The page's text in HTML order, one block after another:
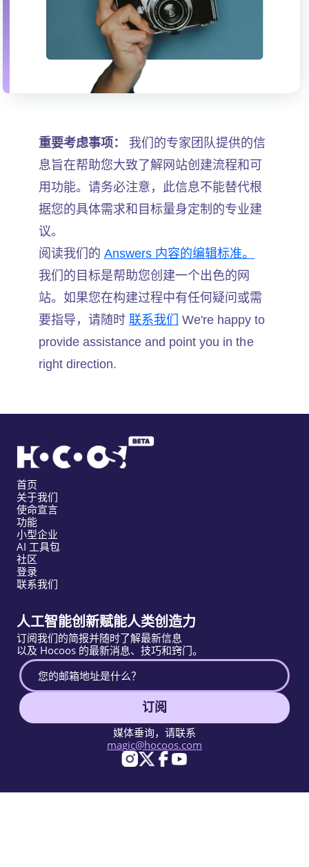
重要考虑事项：
我们的专家团队提供的信
息旨在帮助您大致了解网站创建流程和可
用功能。请务必注意，此信息不能替代根
据您的具体需求和目标量身定制的专业建
议。
阅读我们的 Answers 内容的编辑标准。
我们的目标是帮助您创建一个出色的网
站。如果您在构建过程中有任何疑问或需
要指导，请随时 联系我们 We're happy to
provide assistance and point you in the
right direction.
首页
关于我们
使命宣言
功能
小型企业
AI 工具包
社区
登录
联系我们
人工智能创新赋能人类创造力
订阅我们的简报并随时了解最新信息
以及 Hocoos 的最新消息、技巧和窍门。
订阅
媒体垂询，请联系
magic@hocoos.com